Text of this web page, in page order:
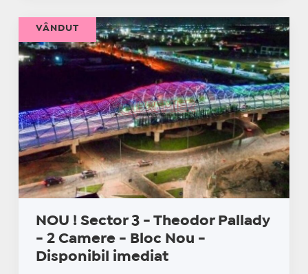
NOU ! Sector 3 - Theodor Pallady
- 2 Camere - Bloc Nou -
Disponibil imediat
VÂNDUT